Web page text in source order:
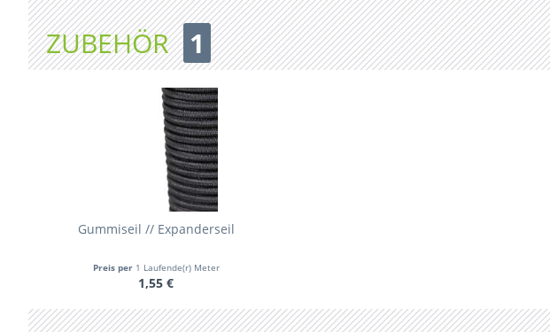
ZUBEHÖR 1
Gummiseil // Expanderseil
Preis per 1 Laufende(r) Meter
1,55 €